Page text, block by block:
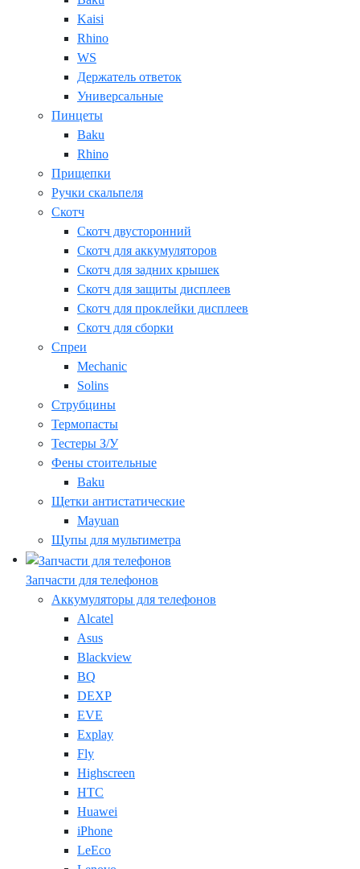
Kaisi
Rhino
WS
Держатель ответок
Универсальные
Пинцеты
Baku
Rhino
Прищепки
Ручки скальпеля
Скотч
Скотч двусторонний
Скотч для аккумуляторов
Скотч для задних крышек
Скотч для защиты дисплеев
Скотч для проклейки дисплеев
Скотч для сборки
Спреи
Mechanic
Solins
Струбцины
Термопасты
Тестеры З/У
Фены стоительные
Baku
Щетки антистатические
Mayuan
Щупы для мультиметра
Запчасти для телефонов
Аккумуляторы для телефонов
Alcatel
Asus
Blackview
BQ
DEXP
EVE
Explay
Fly
Highscreen
HTC
Huawei
iPhone
LeEco